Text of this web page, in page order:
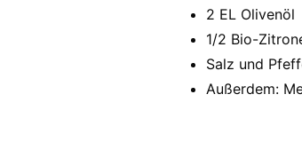
2 EL Olivenöl
1/2 Bio-
Salz und
Außerdem: